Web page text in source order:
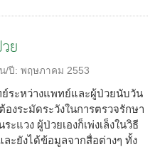
ย
/ปี: พฤษภาคม 2553
ระหว่างแพทย์และผู้ป่วยนับวัน
ระมัดระวังในการตรวจรักษา
แวง ผู้ป่วยเองก็เพ่งเล็งในวิธี
ะยังได้ข้อมูลจากสื่อต่างๆ ทั้ง